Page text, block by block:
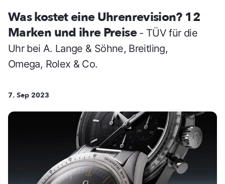
Was kostet eine Uhrenrevision? 12
Marken und ihre Preise - TÜV für die
Uhr bei A. Lange & Söhne, Breitling,
Omega, Rolex & Co.
7. Sep 2023